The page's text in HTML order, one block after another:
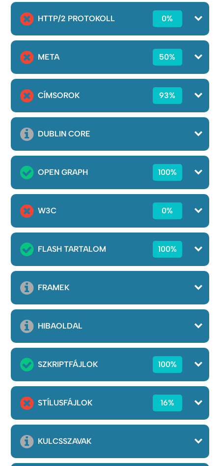
HTTP/2 PROTOKOLL 0%
META 50%
CÍMSOROK 93%
DUBLIN CORE
OPEN GRAPH 100%
W3C 0%
FLASH TARTALOM 100%
FRAMEK
HIBAOLDAL
SZKRIPTFÁJLOK 100%
STÍLUSFÁJLOK 16%
KULCSSZAVAK